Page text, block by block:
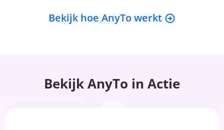
Bekijk hoe AnyTo werkt
Bekijk AnyTo in Actie